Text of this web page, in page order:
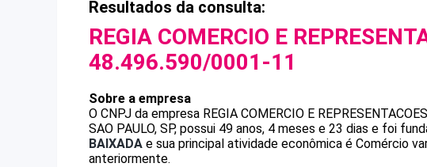
Resultados da consulta:
REGIA COMERCIO E
48.496.590/0001-11
Sobre a empresa
O CNPJ da empresa REGIA COMERCIO E
SAO PAULO, SP, possui 49 anos, 4 meses e 23 dias e foi
BAIXADA e sua principal atividade econômica é Comércio
anteriormente.